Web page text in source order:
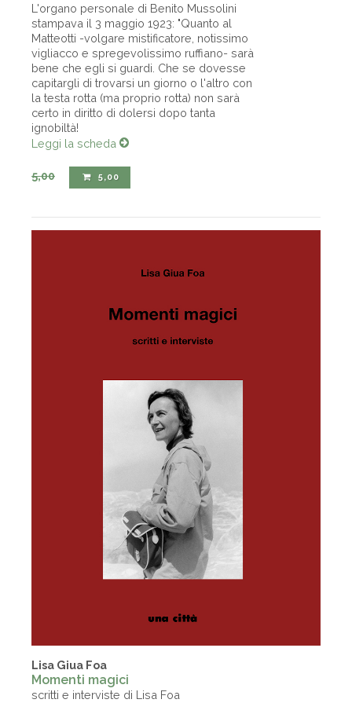
L'organo personale di Benito Mussolini
stampava il 3 maggio 1923: "Quanto al
Matteotti -volgare mistificatore, notissimo
vigliacco e spregevolissimo ruffiano- sarà
bene che egli si guardi. Che se dovesse
capitargli di trovarsi un giorno o l'altro con
la testa rotta (ma proprio rotta) non sarà
certo in diritto di dolersi dopo tanta
ignobiltà!
Leggi la scheda
5,00 5,00
Lisa Giua Foa
Momenti magici
scritti e interviste di Lisa Foa